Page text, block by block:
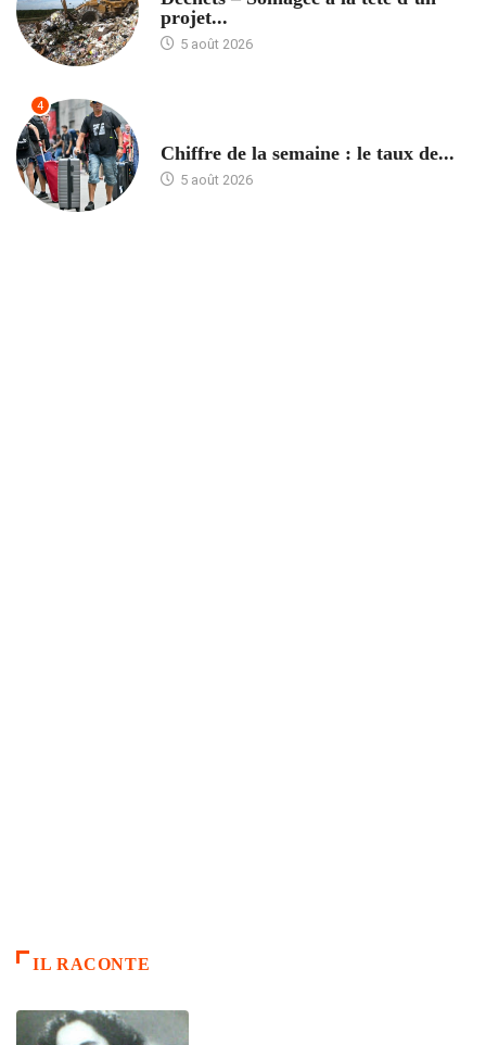
projet...
5 août 2026
4
Chiffre de la semaine : le taux de...
5 août 2026
IL RACONTE